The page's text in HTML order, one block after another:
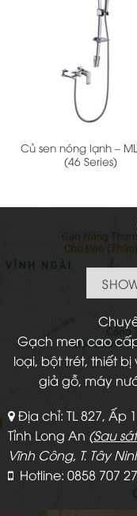
Củ sen nóng lạnh –
(46 Series)
Gạch men cao
loại, bột trét, thiết
giả gỗ, máy
Địa chỉ: TL 827, Ấp
Tỉnh Long An (Sau
Vĩnh Công, T. Tây
Hotline: 0858 707